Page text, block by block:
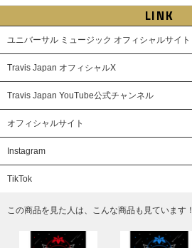
LINK
ユニバーサル ミュージック オフィシャルサイト
Travis Japan オフィシャルX
Travis Japan YouTube公式チャンネル
オフィシャルサイト
Instagram
TikTok
この商品を見た人は、こんな商品も見ています！